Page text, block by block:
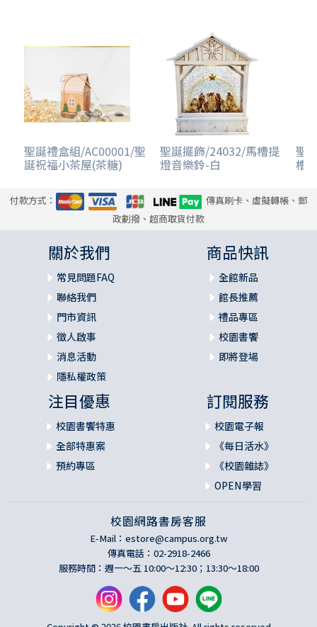
聖誕禮盒組/AC00001/聖
誕祝福小茶屋(茶糖)
聖誕擺飾/24032/馬槽提
燈音樂鈴-白
聖
槽
付款方式：
傳真刷卡、虛擬轉帳、郵
政劃撥、超商取貨付款
關於我們
常見問題FAQ
聯絡我們
門市資訊
徵人啟事
消息活動
隱私權政策
商品快訊
全館新品
館長推薦
禮品專區
校園書饗
即將登場
注目優惠
校園書饗特惠
全部特惠案
預約專區
訂閱服務
校園電子報
《每日活水》
《校園雜誌》
OPEN學習
校園網路書房客服
E-Mail： estore@campus.org.tw
傳真電話：02-2918-2466
服務時間：週一～五 10:00～12:30；13:30～18:00